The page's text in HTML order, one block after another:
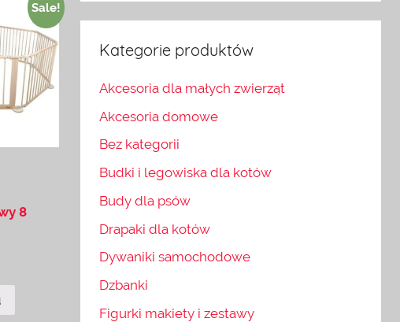
Sale!
8
Kategorie produktów
Akcesoria dla małych zwierząt
Akcesoria domowe
Bez kategorii
Budki i legowiska dla kotów
Budy dla psów
Drapaki dla kotów
Dywaniki samochodowe
Dzbanki
Figurki makiety i zestawy